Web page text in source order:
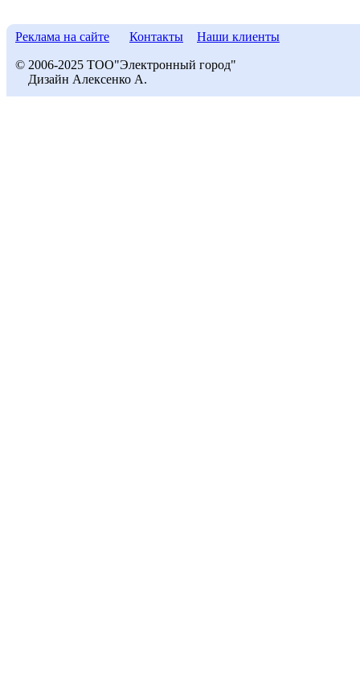
Реклама на сайте Контакты Наши клиенты
© 2006-2025 ТОО"Электронный город"
Дизайн Алексенко А.